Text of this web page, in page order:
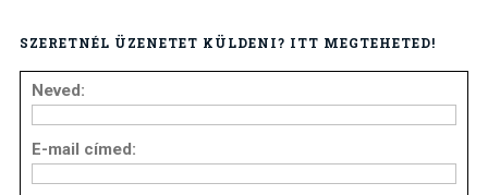
SZERETNÉL ÜZENETET KÜLDENI? ITT MEGTEHETED!
Neved:
E-mail címed: